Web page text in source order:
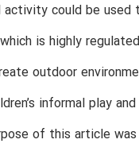
activity could be used
is highly
outdoor
informal play
of this article